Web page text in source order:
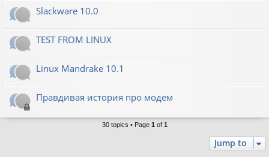
Slackware 10.0
TEST FROM LINUX
Linux Mandrake 10.1
Правдивая история про модем
30 topics • Page 1 of 1
Jump to